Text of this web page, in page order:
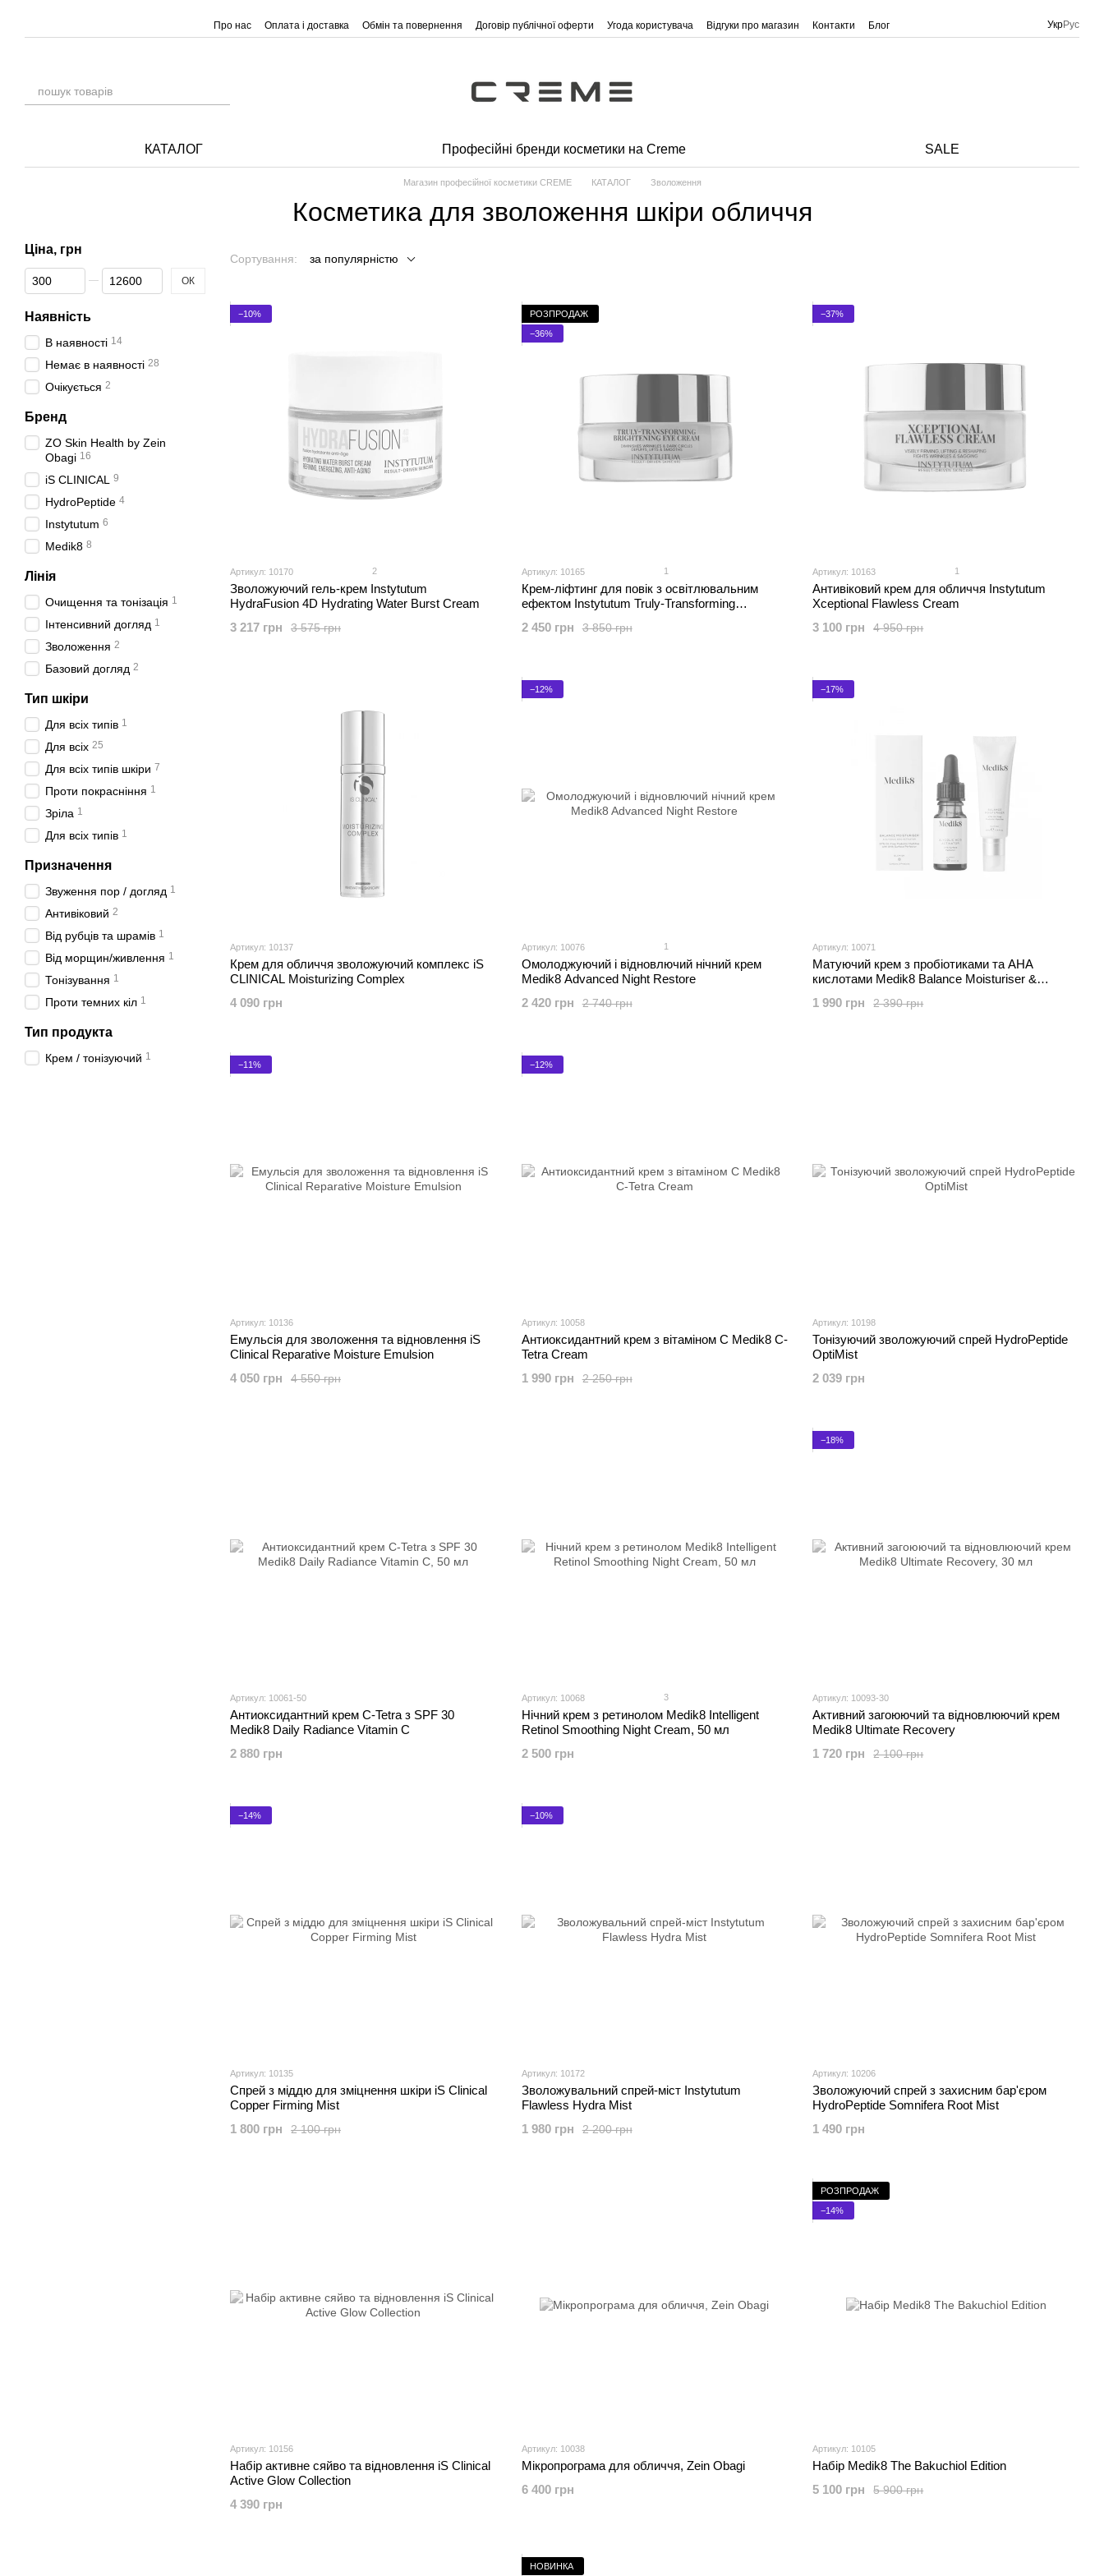
Про нас Оплата і доставка Обмін та повернення Договір публічної оферти Угода користувача Відгуки про магазин Контакти Блог УкрРус
КАТАЛОГ Професійні бренди косметики на Creme SALE
Магазин професійної косметики CREME КАТАЛОГ Зволоження
Косметика для зволоження шкіри обличчя
Сортування: за популярністю
−10%
Артикул: 10170 2
Зволожуючий гель-крем Instytutum
HydraFusion 4D Hydrating Water Burst Cream
3 575 грн
3 217 грн
РОЗПРОДАЖ
−36%
Артикул: 10165 1
Крем-ліфтинг для повік з освітлювальним
ефектом Instytutum Truly-Transforming
3 850 грн
2 450 грн
−37%
Артикул: 10163 1
Антивіковий крем для обличчя Instytutum
Xceptional Flawless Cream
4 950 грн
3 100 грн
Артикул: 10137
Крем для обличчя зволожуючий комплекс iS
CLINIСAL Moisturizing Complex
4 090 грн
−12%
Артикул: 10076 1
Омолоджуючий і відновлючий нічний крем
Medik8 Advanced Night Restore
2 740 грн
2 420 грн
−17%
Артикул: 10071
Матуючий крем з пробіотиками та AHA
кислотами Medik8 Balance Moisturiser &
2 390 грн
1 990 грн
−11%
Артикул: 10136
Емульсія для зволоження та відновлення iS
Clinical Reparative Moisture Emulsion
4 550 грн
4 050 грн
−12%
Артикул: 10058
Антиоксидантний крем з вітаміном С Medik8 C-
Tetra Cream
2 250 грн
1 990 грн
Артикул: 10198
Тонізуючий зволожуючий спрей HydroPeptide
OptiMist
2 039 грн
Артикул: 10061-50
Антиоксидантний крем C-Tetra з SPF 30
Medik8 Daily Radiance Vitamin C
2 880 грн
Артикул: 10068 3
Нічний крем з ретинолом Medik8 Intelligent
Retinol Smoothing Night Cream, 50 мл
2 500 грн
−18%
Артикул: 10093-30
Активний загоюючий та відновлюючий крем
Medik8 Ultimate Recovery
2 100 грн
1 720 грн
−14%
Артикул: 10135
Спрей з міддю для зміцнення шкіри iS Clinical
Copper Firming Mist
2 100 грн
1 800 грн
−10%
Артикул: 10172
Зволожувальний спрей-міст Instytutum
Flawless Hydra Mist
2 200 грн
1 980 грн
Артикул: 10206
Зволожуючий спрей з захисним бар'єром
HydroPeptide Somnifera Root Mist
1 490 грн
Артикул: 10156
Набір активне сяйво та відновлення iS Clinical
Active Glow Collection
4 390 грн
Артикул: 10038
Мікропрограма для обличчя, Zein Obagi
6 400 грн
РОЗПРОДАЖ
−14%
Артикул: 10105
Набір Medik8 The Bakuchiol Edition
5 900 грн
5 100 грн
НОВИНКА
Ціна, грн
Від Ціна, грн
До Ціна, грн ОК
Наявність
В наявності 14
Немає в наявності 28
Очікується 2
Бренд
ZO Skin Health by Zein
Obagi 16
iS CLINICAL 9
HydroPeptide 4
Instytutum 6
Medik8 8
Лінія
Очищення та тонізація 1
Інтенсивний догляд 1
Зволоження 2
Базовий догляд 2
Тип шкіри
Для всіх типів 1
Для всіх 25
Для всіх типів шкіри 7
Проти покрасніння 1
Зріла 1
Для всіх типів 1
Призначення
Звуження пор / догляд 1
Антивіковий 2
Від рубців та шрамів 1
Від морщин/живлення 1
Тонізування 1
Проти темних кіл 1
Тип продукта
Крем / тонізуючий 1